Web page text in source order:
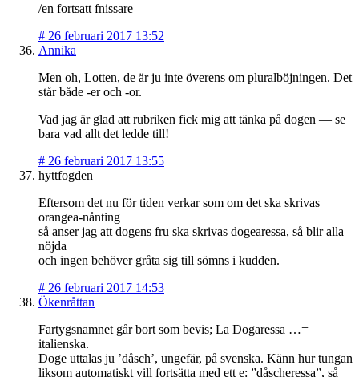
/en fortsatt fnissare
# 26 februari 2017 13:52
Annika
Men oh, Lotten, de är ju inte överens om pluralböjningen. Det
står både -er och -or.
Vad jag är glad att rubriken fick mig att tänka på dogen — se
bara vad allt det ledde till!
# 26 februari 2017 13:55
hyttfogden
Eftersom det nu för tiden verkar som om det ska skrivas
orangea-nånting
så anser jag att dogens fru ska skrivas dogearessa, så blir alla
nöjda
och ingen behöver gråta sig till sömns i kudden.
# 26 februari 2017 14:53
Ökenråttan
Fartygsnamnet går bort som bevis; La Dogaressa …=
italienska.
Doge uttalas ju ’dåsch’, ungefär, på svenska. Känn hur tungan
liksom automatiskt vill fortsätta med ett e: ”dåscheressa”, så